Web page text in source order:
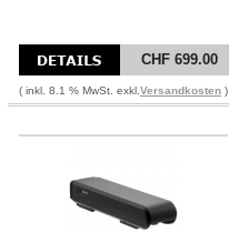
CHF 699.00
( inkl. 8.1 % MwSt. exkl. Versandkosten )